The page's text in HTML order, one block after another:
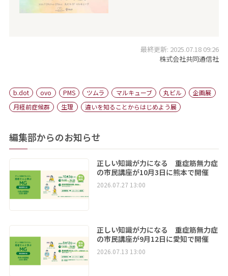
最終更新: 2025.07.18 09:26
株式会社共同通信社
b.dot ovo PMS ツムラ マルキューブ 丸ビル
企画展
月経前症候群
生理 違いを知ることからはじめよう展
編集部からのお知らせ
正しい知識が力になる 重症筋無力症
の市民講座が10月3日に熊本で開催
2026.07.27 13:00
正しい知識が力になる 重症筋無力症
の市民講座が9月12日に愛知で開催
2026.07.13 13:00